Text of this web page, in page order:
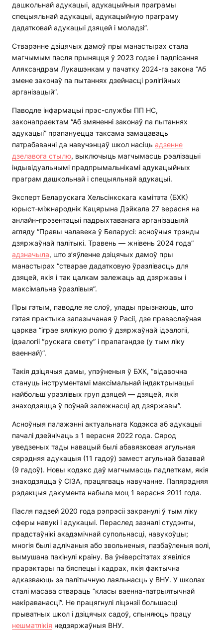
дашкольнай адукацыі, адукацыйныя праграмы
спецыяльнай адукацыі, адукацыйную праграму
дадатковай адукацыі дзяцей і моладзі”.
Стварэнне дзіцячых дамоў пры манастырах стала
магчымым пасля прыняцця ў 2023 годзе і падпісання
Аляксандрам Лукашэнкам у пачатку 2024-га закона “Аб
змене законаў па пытаннях дзейнасці рэлігійных
арганізацый”.
Паводле інфармацыі прэс-службы ПП НС,
законапраектам “Аб змяненні законаў па пытаннях
адукацыі” прапануецца таксама замацаваць
патрабаванні да навучэнцаў школ насіць адзенне
дзелавога стылю, выключыць магчымасць рэалізацыі
індывідуальнымі прадпрымальнікамі адукацыйных
праграм дашкольнай і спецыяльнай адукацыі.
Эксперт Беларускага Хельсінкскага камітэта (БХК)
юрыст-міжнароднік Кацярына Дэйкала 27 верасня на
анлайн-прэзентацыі падрыхтаванага арганізацыяй
агляду “Правы чалавека ў Беларусі: асноўныя трэнды
дзяржаўнай палітыкі. Травень — жнівень 2024 года”
адзначыла, што з’яўленне дзіцячых дамоў пры
манастырах “стварае дадатковую ўразлівасць для
дзяцей, якія і так цалкам залежаць ад дзяржавы і
максімальна ўразлівыя”.
Пры гэтым, паводле яе слоў, улады прызнаюць, што
гэтая практыка запазычаная ў Расіі, дзе праваслаўная
царква “іграе вялікую ролю ў дзяржаўнай ідэалогіі,
ідэалогіі “рускага свету” і прапагандзе (у тым ліку
ваеннай)”.
Такія дзіцячыя дамы, упэўненыя ў БХК, “відавочна
стануць інструментамі максімальнай індактрынацыі
найбольш уразлівых груп дзяцей — дзяцей, якія
знаходзяцца ў поўнай залежнасці ад дзяржавы”.
Асноўныя палажэнні актуальнага Кодэкса аб адукацыі
пачалі дзейнічаць з 1 верасня 2022 года. Сярод
уведзеных тады навацый былі абавязковая агульная
сярэдняя адукацыя (11 гадоў) замест агульнай базавай
(9 гадоў). Новы кодэкс даў магчымасць падлеткам, якія
знаходзяцца ў СІЗА, працягваць навучанне. Папярэдняя
рэдакцыя дакумента набыла моц 1 верасня 2011 года.
Пасля падзей 2020 года рэпрэсіі закранулі ў тым ліку
сферы навукі і адукацыі. Пераслед зазналі студэнты,
прадстаўнікі акадэмічнай супольнасці, навукоўцы;
многія былі адлічаныя або звольненыя, пазбаўленыя волі,
вымушана пакінулі краіну. Ва ўніверсітэтах з’явіліся
прарэктары па бяспецы і кадрах, якія фактычна
адказваюць за палітычную лаяльнасць у ВНУ. У школах
сталі масава ствараць “класы ваенна-патрыятычнай
накіраванасці”. Не працягнулі ліцэнзіі большасці
прыватных школ і дзіцячых садоў, спыняюць працу
нешматлікія недзяржаўныя ВНУ.